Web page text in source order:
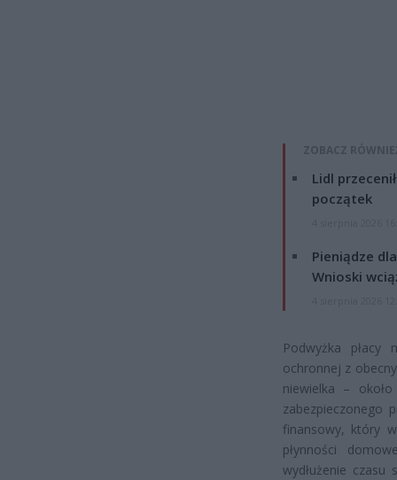
ZOBACZ
Lidl
początek
Pieniądze
Wnioski
Podwyżka
ochronnej z
niewielka –
zabezpieczonego
finansowy, który
płynności
wydłużenie czasu